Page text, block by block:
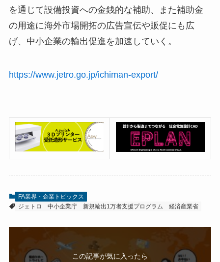
を通じて設備投資への金銭的な補助、また補助金
の用途に海外市場開拓の広告宣伝や販促にも広
げ、中小企業の輸出促進を加速していく。
https://www.jetro.go.jp/ichiman-export/
FA業界・企業トピックス
ジェトロ
中小企業庁 新規輸出1万者支援プログラム 経済産業省
この記事が気に入ったら